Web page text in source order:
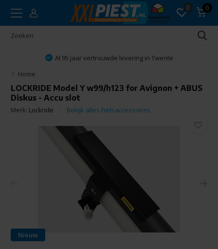
0 0
Al 95 jaar vertrouwde levering in Twente
Home
LOCKRIDE Model Y w99/h123 for Avignon + ABUS
Diskus - Accu slot
Merk: Lockride Bekijk alles Fietsaccessoires
Nieuw